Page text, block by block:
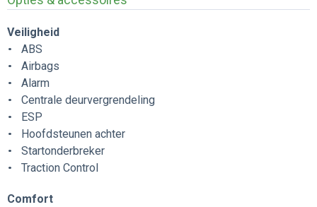
Veiligheid
ABS
Airbags
Alarm
Centrale deurvergrendeling
ESP
Hoofdsteunen achter
Startonderbreker
Traction Control
Comfort